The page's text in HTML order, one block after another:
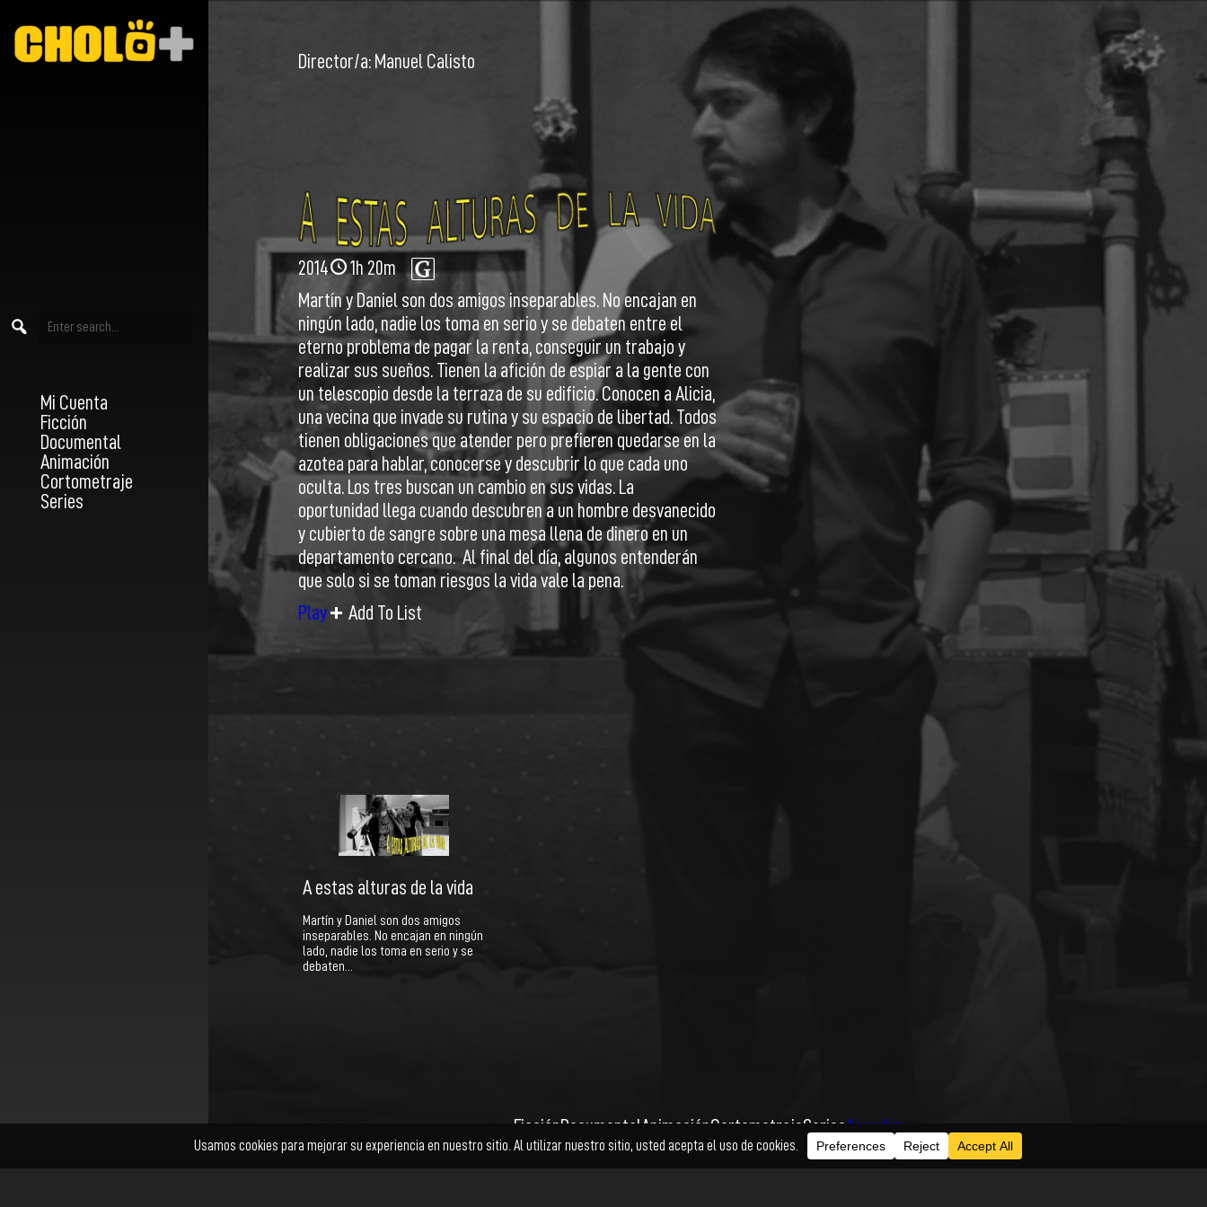
Mi Cuenta
Ficción
Documental
Animación
Cortometraje
Series
Director/a: Manuel Calisto
2014
1h 20m
Martín y Daniel son dos amigos inseparables. No encajan en
ningún lado, nadie los toma en serio y se debaten entre el
eterno problema de pagar la renta, conseguir un trabajo y
realizar sus sueños. Tienen la afición de espiar a la gente con
un telescopio desde la terraza de su edificio. Conocen a Alicia,
una vecina que invade su rutina y su espacio de libertad. Todos
tienen obligaciones que atender pero prefieren quedarse en la
azotea para hablar, conocerse y descubrir lo que cada uno
oculta. Los tres buscan un cambio en sus vidas. La
oportunidad llega cuando descubren a un hombre desvanecido
y cubierto de sangre sobre una mesa llena de dinero en un
departamento cercano. Al final del día, algunos entenderán
que solo si se toman riesgos la vida vale la pena.
Play
Add To List
A estas alturas de la vida
Martín y Daniel son dos amigos
inseparables. No encajan en ningún
lado, nadie los toma en serio y se
debaten…
FicciónDocumental AnimaciónCortometrajeSeries Acceder